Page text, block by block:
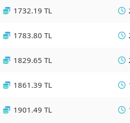
1732.19 TL
1783.80 TL
1829.65 TL
1861.39 TL
1901.49 TL